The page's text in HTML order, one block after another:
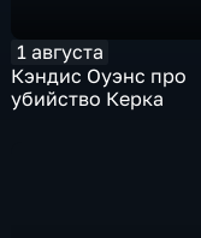
1 августа
Кэндис Оуэнс про
убийство Керка